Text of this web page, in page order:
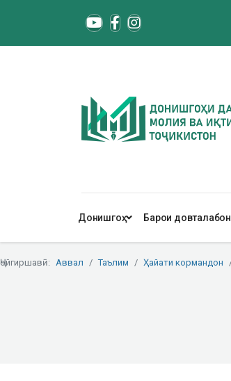
Донишгоҳ Барои довталабон
Ҷойгиршавӣ: Аввал Таълим Ҳайати кормандон